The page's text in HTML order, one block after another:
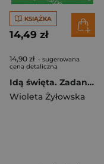
KSIĄŻKA
14,49 zł
14,90 zł - sugerowana
cena detaliczna
Idą święta. Zadanka & rzepiki
Wioleta Żyłowska